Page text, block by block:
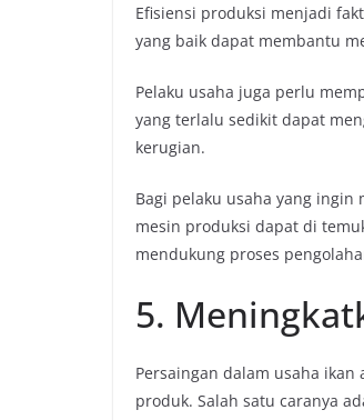
Efisiensi produksi menjadi
yang baik dapat membantu
Pelaku usaha juga perlu
yang terlalu sedikit dapat
kerugian.
Bagi pelaku usaha yang
mesin produksi dapat di
mendukung proses
5.
Persaingan dalam usaha
produk. Salah satu caranya